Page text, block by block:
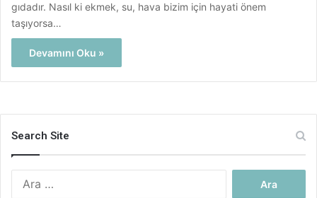
gıdadır. Nasıl ki ekmek, su, hava bizim için hayati önem
taşıyorsa…
Devamını Oku »
Search Site